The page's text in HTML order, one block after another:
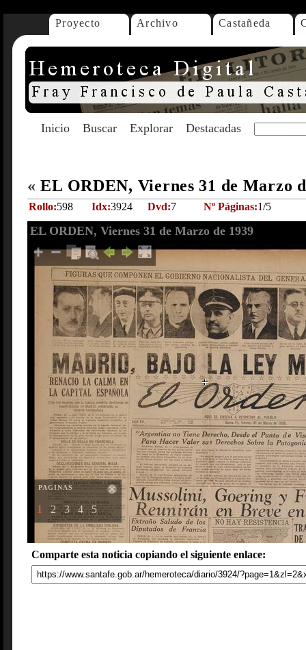
Proyecto Archivo Castañeda
Inicio Buscar Explorar Destacadas
« EL ORDEN, Viernes 31 de Marzo
Rollo:598 Idx:3924 Dvd:7 Nº Páginas:1/5
EL ORDEN, Viernes 31 de Marzo de 1939
PAGINAS
1 2 3 4 5
Comparte esta noticia copiando el siguiente enlace: